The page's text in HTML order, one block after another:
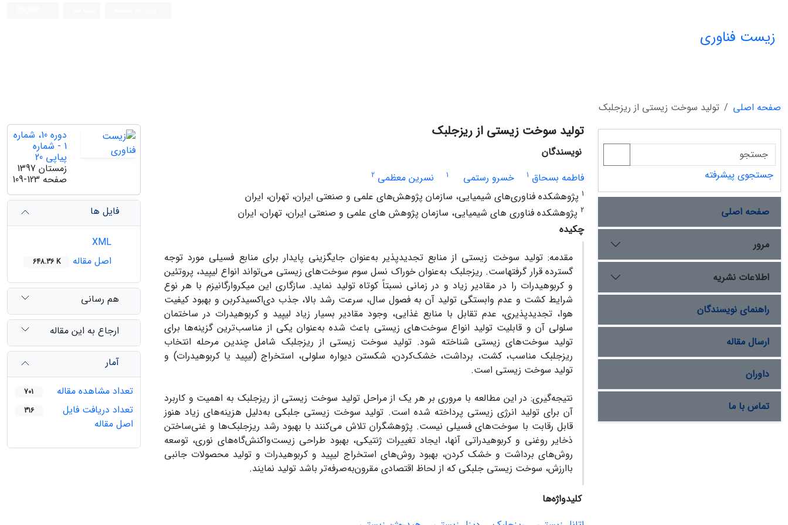
زیست فناوری
صفحه اصلی تولید سوخت زیستی از ریزجلبک
تولید سوخت زیستی از ریزجلبک
نویسندگان
فاطمه بسحاق 1 خسرو رستمی 1 نسرین معظمی 2
1 پژوهشکده فناوری‌های شیمیایی، سازمان پژوهش‌های علمی و صنعتی ایران، تهران، ایران
2 پژوهشکده فناوری های شیمیایی، سازمان پژوهش های علمی و صنعتی ایران، تهران، ایران
چکیده
مقدمه: تولید سوخت زیستی از منابع تجدیدپذیر به‌عنوان جایگزینی پایدار برای منابع فسیلی مورد توجه
گسترده قرار گرفتهاست. ریزجلبک به‌عنوان خوراک نسل سوم سوخت‌های زیستی می‌تواند انواع لیپید، پروتئین
و کربوهیدرات را در مقادیر زیاد و در زمانی نسبتاً کوتاه تولید نماید. سازگاری اینمیکروارگانیزم با هر نوع
شرایط کشت و عدم وابستگی تولید آن به فصول سال، سرعت رشد بالا، جذب دی‌اکسیدکربن و بهبود کیفیت
هوا، تجدیدپذیری، عدم تقابل با منابع غذایی، وجود مقادیر بسیار زیاد لیپید و کربوهیدرات در ساختمان
سلولی آن و قابلیت تولید انواع سوخت‌های زیستی باعث شده به‌عنوان یکی از مناسب‌ترین گزینه‌ها برای
تولید سوخت‌های زیستی شناخته شود. تولید سوخت زیستی از ریزجلبک شامل چندین مرحله انتخاب
ریزجلبک مناسب، کشت، برداشت، خشک‌کردن، شکستن دیواره سلولی، استخراج (لیپید یا کربوهیدرات) و
تولید سوخت زیستی است.
نتیجه‌گیری: در این مطالعه با مروری بر هر یک از مراحلتولید سوخت زیستی از ریزجلبک به اهمیت و کاربرد
آن برای تولید انرژی زیستی پرداخته شده است. تولید سوخت زیستی جلبکی به‌دلیل هزینه‌های زیاد هنوز
قابل رقابت با سوخت‌های فسیلی نیست. پژوهشگران تلاش می‌کنند با بهبود رشد ریزجلبک‌ها و غنی‌ساختن
ذخایر روغنی و کربوهیدراتی آنها، ایجاد تغییرات ژنتیکی، بهبود طراحی زیست‌واکنش‌گاه‌های نوری، توسعه
روش‌های برداشت و خشک کردن، بهبود روش‌های استخراج لیپید و کربوهیدرات و تولید محصولات جانبی
باارزش، سوخت زیستی جلبکی که از لحاظ اقتصادی مقرون‌به‌صرفه‌تر باشد تولید نمایند.
کلیدواژه‌ها
دوره 10، شماره
1 - شماره
پیاپی 20
زمستان 1397
صفحه 109-123
فایل ها
اصل مقاله
648.36 K
هم رسانی
ارجاع به این مقاله
آمار
تعداد مشاهده مقاله
701
تعداد دریافت فایل
اصل مقاله
316
جستجوی پیشرفته
صفحه اصلی
مرور
اطلاعات نشریه
راهنمای نویسندگان
ارسال مقاله
داوران
تماس با ما